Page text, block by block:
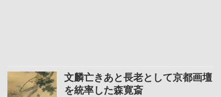
文麟亡きあと長老として京都画壇
を統率した森寛斎